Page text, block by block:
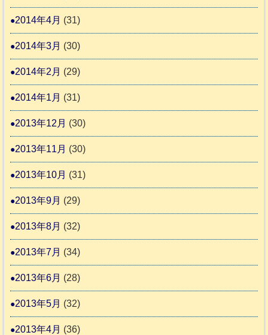
2014年4月 (31)
2014年3月 (30)
2014年2月 (29)
2014年1月 (31)
2013年12月 (30)
2013年11月 (30)
2013年10月 (31)
2013年9月 (29)
2013年8月 (32)
2013年7月 (34)
2013年6月 (28)
2013年5月 (32)
2013年4月 (36)